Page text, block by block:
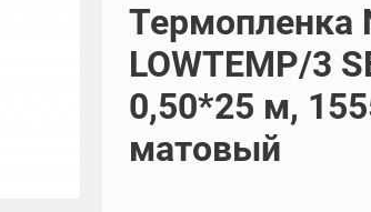
Термопленка
LOWTEMP/3
0,50*25 м,
матовый